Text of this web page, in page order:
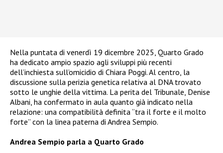
Nella puntata di venerdì 19 dicembre 2025, Quarto Grado
ha dedicato ampio spazio agli sviluppi più recenti
dell’inchiesta sull’omicidio di Chiara Poggi. Al centro, la
discussione sulla perizia genetica relativa al DNA trovato
sotto le unghie della vittima. La perita del Tribunale, Denise
Albani, ha confermato in aula quanto già indicato nella
relazione: una compatibilità definita “tra il forte e il molto
forte” con la linea paterna di Andrea Sempio.
Andrea Sempio parla a Quarto Grado